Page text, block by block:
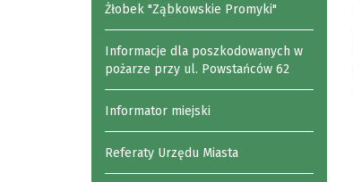
Żłobek "Ząbkowskie Promyki"
Informacje dla poszkodowanych w
pożarze przy ul. Powstańców 62
Informator miejski
Referaty Urzędu Miasta